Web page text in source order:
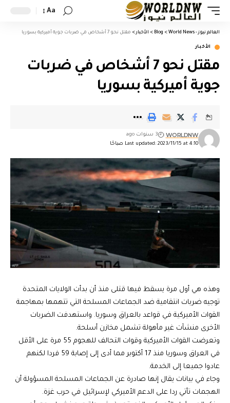
Aa
العالم نيوز - World News >
Blog
> الأخبار > مقتل نحو 7 أشخاص في ضربات جوية أميركية بسوريا
الأخبار
مقتل نحو 7 أشخاص في ضربات
جوية أميركية بسوريا
Last updated: 2023/11/15 at 4:10 صباحًا
WORLDNW 3 سنوات ago
وهذه هي أول مرة يسقط فيها قتلى منذ أن بدأت الولايات المتحدة
توجيه ضربات انتقامية ضد الجماعات المسلحة التي تتهمها بمهاجمة
القوات الأميركية في قواعد بالعراق وسوريا. واستهدفت الضربات
الأخرى منشآت غير مأهولة تشمل مخازن أسلحة.
وتعرضت القوات الأميركية وقوات التحالف للهجوم 55 مرة على الأقل
في العراق وسوريا منذ 17 أكتوبر مما أدى إلى إصابة 59 فردا لكنهم
عادوا جميعا إلى الخدمة.
وجاء في بيانات يقال إنها صادرة عن الجماعات المسلحة المسؤولة أن
الهجمات تأتي ردا على الدعم الأميركي لإسرائيل في حرب غزة.